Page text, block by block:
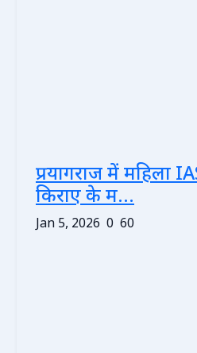
प्रयागराज में महिला
किराए के म...
Jan 5, 2026 0 60